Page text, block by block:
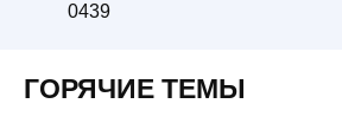
0439
ГОРЯЧИЕ ТЕМЫ